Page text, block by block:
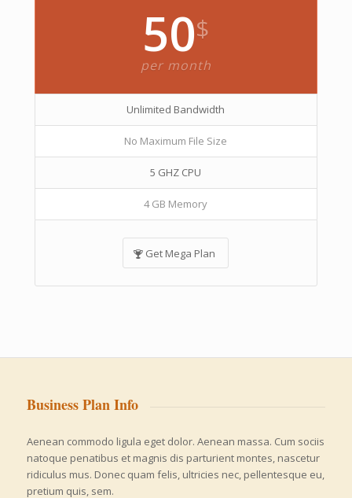
50$
per month
Unlimited Bandwidth
No Maximum File Size
5 GHZ CPU
4 GB Memory
Get Mega Plan
Business Plan Info
Aenean commodo ligula eget dolor. Aenean massa. Cum sociis
natoque penatibus et magnis dis parturient montes, nascetur
ridiculus mus. Donec quam felis, ultricies nec, pellentesque eu,
pretium quis, sem.